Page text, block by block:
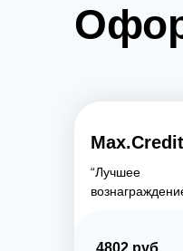
Max.Credit
“Лучшее
4802 руб.